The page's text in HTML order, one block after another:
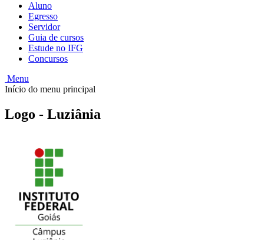
Aluno
Egresso
Servidor
Guia de cursos
Estude no IFG
Concursos
Menu
Início do menu principal
Logo - Luziânia